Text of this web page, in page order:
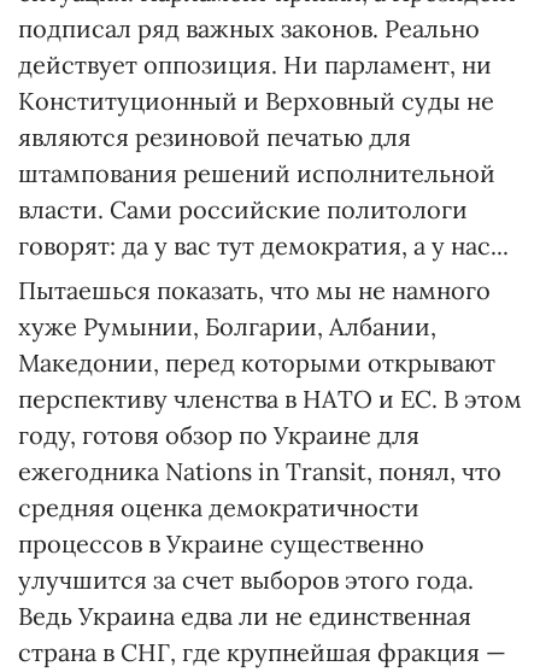
подписал ряд важных законов. Реально
действует оппозиция. Ни парламент, ни
Конституционный и Верховный суды не
являются резиновой печатью для
штампования решений исполнительной
власти. Сами российские политологи
говорят: да у вас тут демократия, а у нас...
Пытаешься показать, что мы не намного
хуже Румынии, Болгарии, Албании,
Македонии, перед которыми открывают
перспективу членства в НАТО и ЕС. В этом
году, готовя обзор по Украине для
ежегодника Nations in Transit, понял, что
средняя оценка демократичности
процессов в Украине существенно
улучшится за счет выборов этого года.
Ведь Украина едва ли не единственная
страна в СНГ, где крупнейшая фракция —